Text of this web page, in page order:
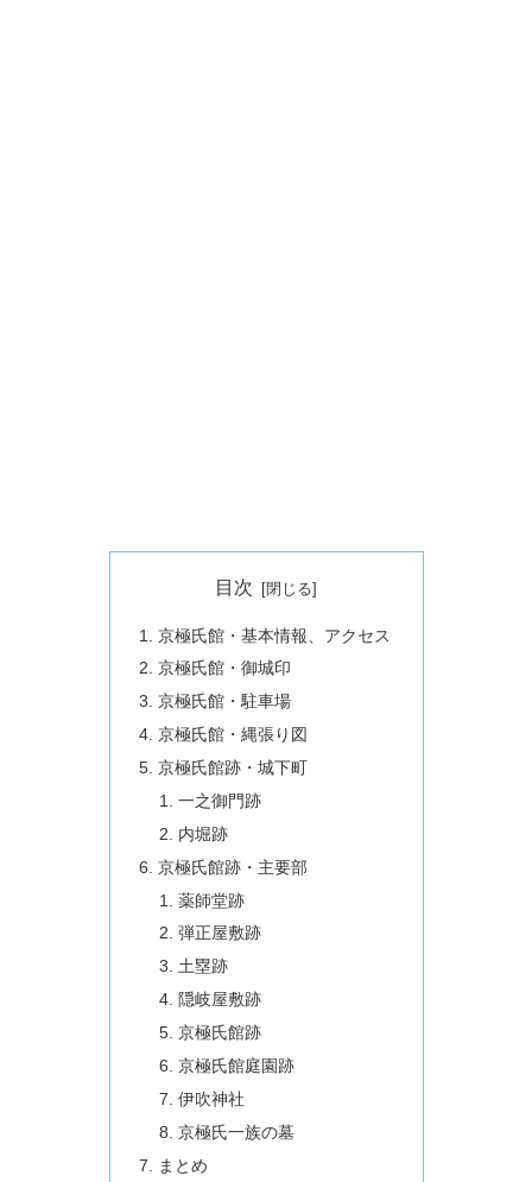
目次
京極氏館・基本情報、アクセス
京極氏館・御城印
京極氏館・駐車場
京極氏館・縄張り図
京極氏館跡・城下町
一之御門跡
内堀跡
京極氏館跡・主要部
薬師堂跡
弾正屋敷跡
土塁跡
隠岐屋敷跡
京極氏館跡
京極氏館庭園跡
伊吹神社
京極氏一族の墓
まとめ